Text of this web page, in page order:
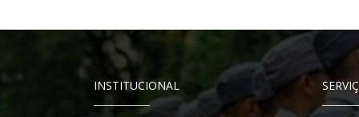
INSTITUCIONAL